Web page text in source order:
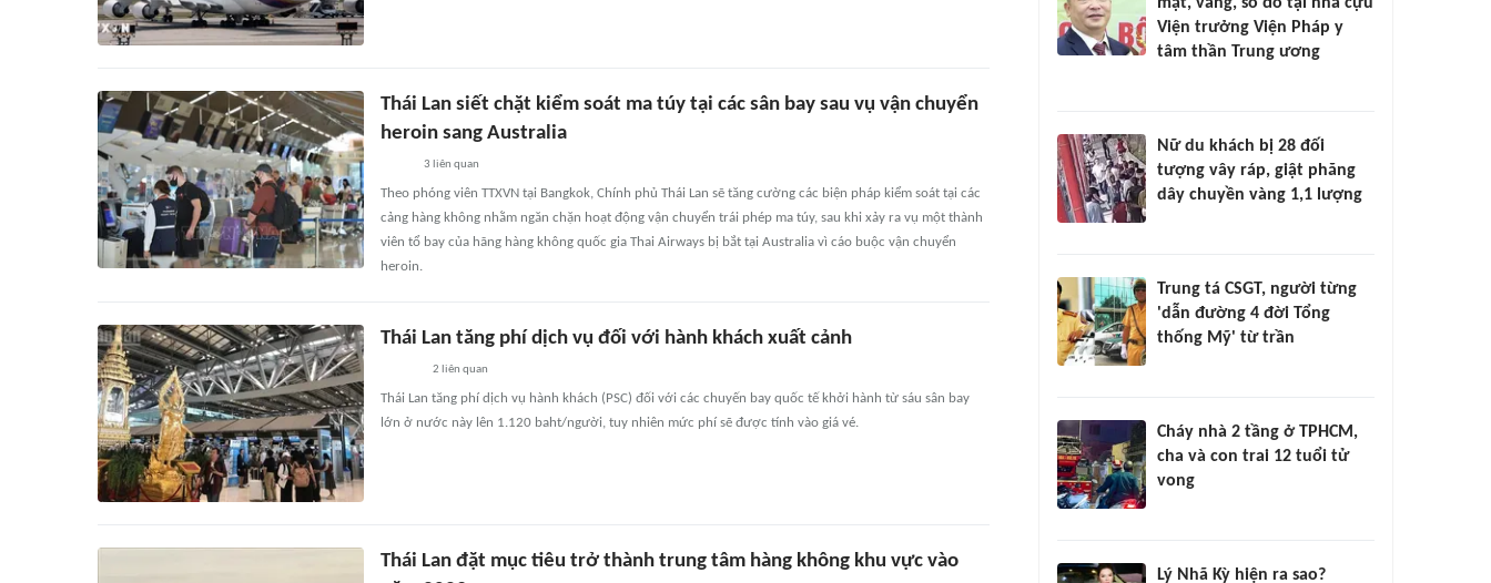
Thái Lan siết chặt kiểm soát ma túy tại các sân bay sau vụ vận chuyển
heroin sang Australia
3 liên quan
Theo phóng viên TTXVN tại Bangkok, Chính phủ Thái Lan sẽ tăng cường các biện pháp kiểm soát tại các
cảng hàng không nhằm ngăn chặn hoạt động vận chuyển trái phép ma túy, sau khi xảy ra vụ một thành
viên tổ bay của hãng hàng không quốc gia Thai Airways bị bắt tại Australia vì cáo buộc vận chuyển
heroin.
Thái Lan tăng phí dịch vụ đối với hành khách xuất cảnh
2 liên quan
Thái Lan tăng phí dịch vụ hành khách (PSC) đối với các chuyến bay quốc tế khởi hành từ sáu sân bay
lớn ở nước này lên 1.120 baht/người, tuy nhiên mức phí sẽ được tính vào giá vé.
Thái Lan đặt mục tiêu trở thành trung tâm hàng không khu vực vào
Viện trưởng Viện Pháp y
tâm thần Trung ương
Nữ du khách bị 28 đối
tượng vây ráp, giật phăng
dây chuyền vàng 1,1 lượng
Trung tá CSGT, người từng
'dẫn đường 4 đời Tổng
thống Mỹ' từ trần
Cháy nhà 2 tầng ở TPHCM,
cha và con trai 12 tuổi tử
vong
Lý Nhã Kỳ hiện ra sao?